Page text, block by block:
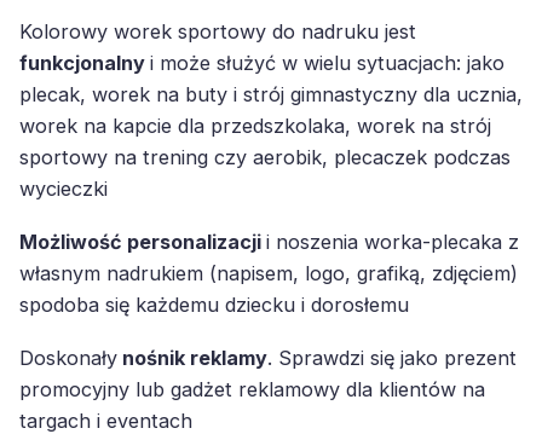
Kolorowy worek sportowy do nadruku jest
funkcjonalny i może służyć w wielu sytuacjach: jako
plecak, worek na buty i strój gimnastyczny dla ucznia,
worek na kapcie dla przedszkolaka, worek na strój
sportowy na trening czy aerobik, plecaczek podczas
wycieczki
Możliwość personalizacji i noszenia worka-plecaka z
własnym nadrukiem (napisem, logo, grafiką, zdjęciem)
spodoba się każdemu dziecku i dorosłemu
Doskonały nośnik reklamy. Sprawdzi się jako prezent
promocyjny lub gadżet reklamowy dla klientów na
targach i eventach